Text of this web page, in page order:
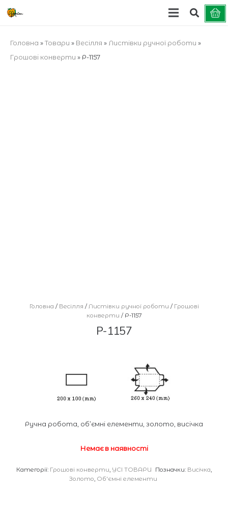
Головна »Товари » Весілля » Листівки ручної роботи »
Грошові конверти » Р-1157
Головна / Весілля / Листівки ручної роботи / Грошові
конверти / Р-1157
Р-1157
Ручна робота, об’ємні елементи, золото, висічка
Немає в наявності
Категорії: Грошові конверти, УСІ ТОВАРИ Позначки: Висічка,
Золото, Об'ємні елементи